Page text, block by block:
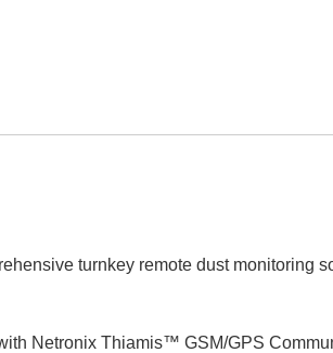
turnkey remote dust monitoring
Netronix Thiamis™ GSM/GPS